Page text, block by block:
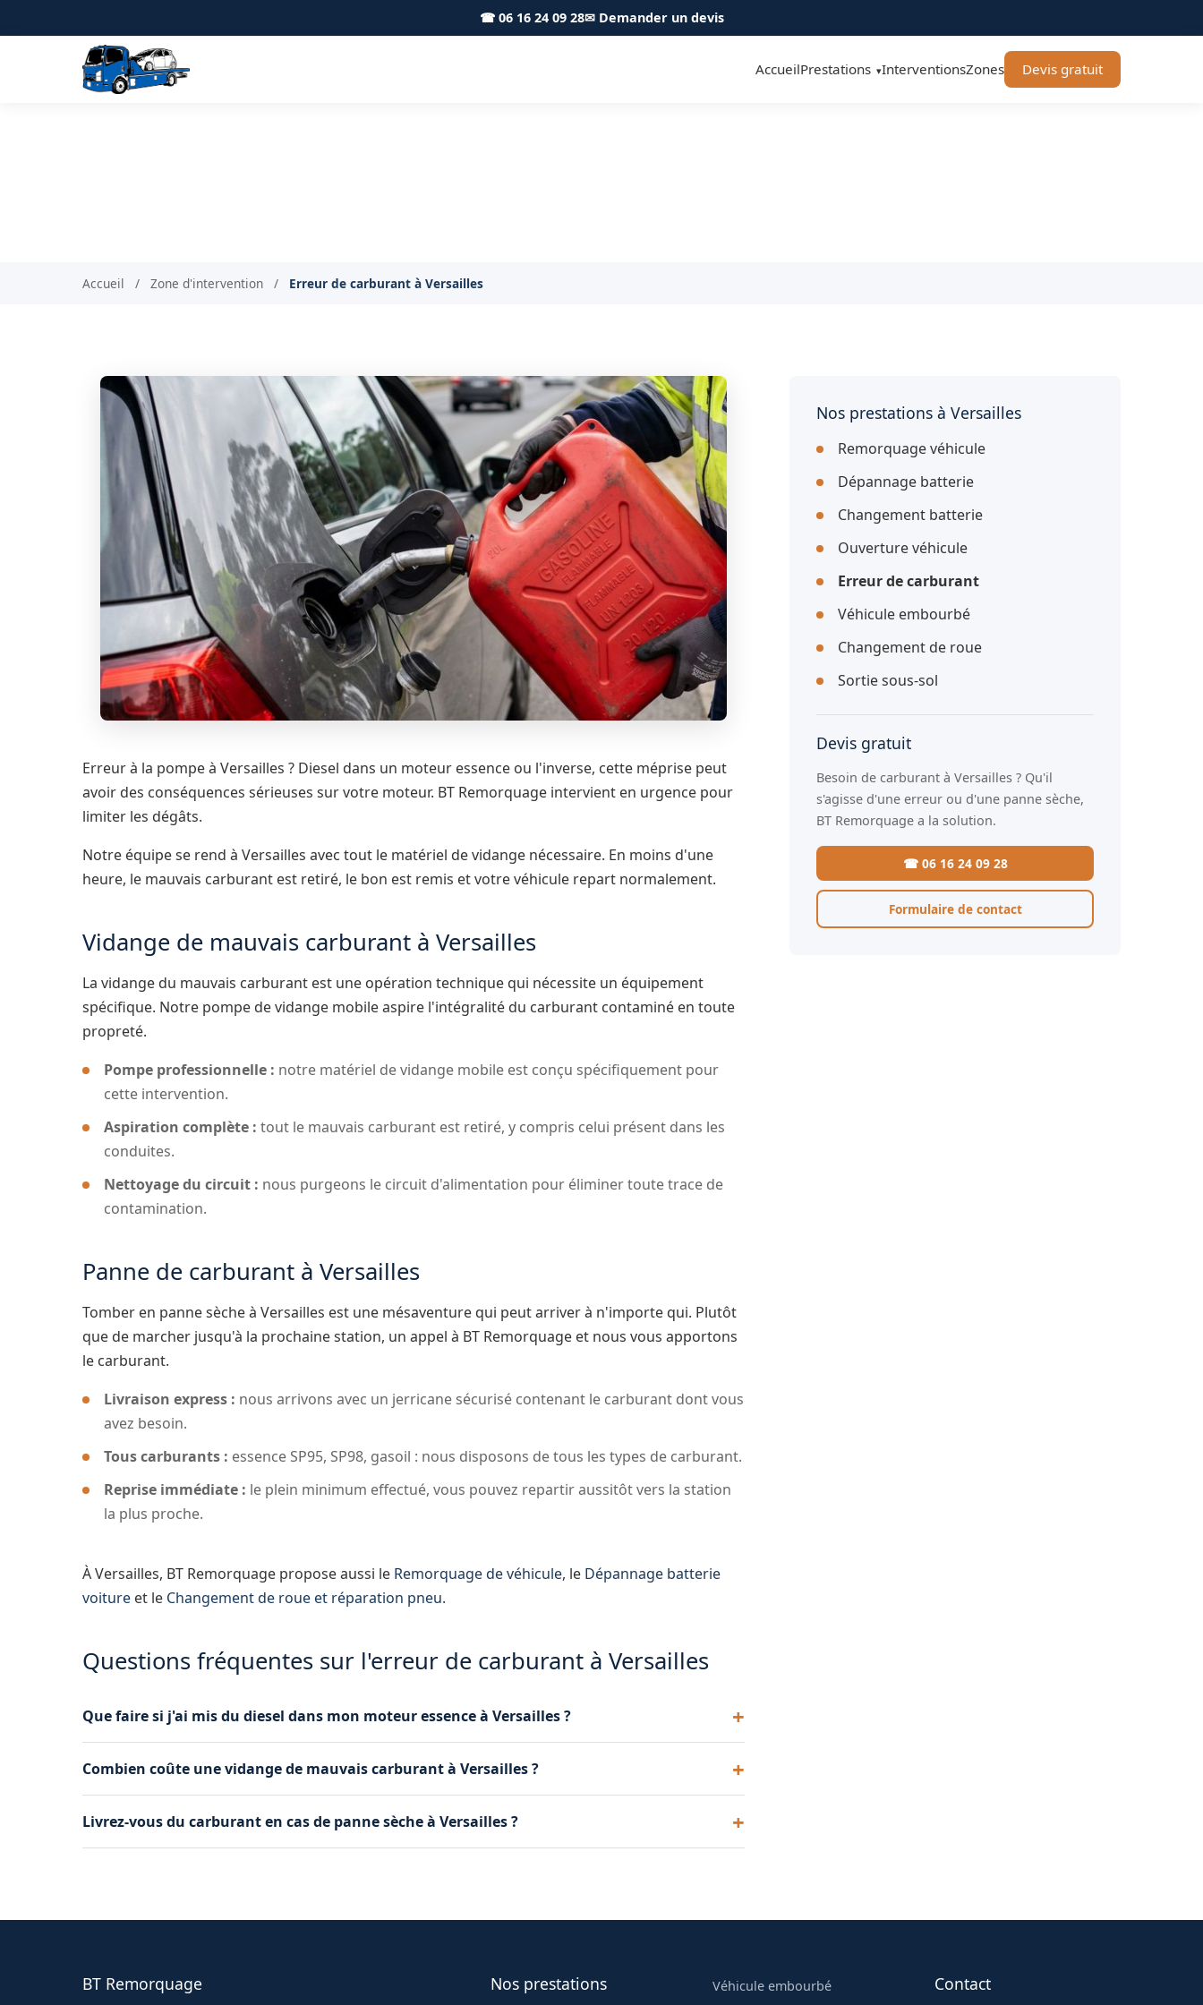
☎ 06 16 24 09 28✉ Demander un devis
AccueilPrestations ▾InterventionsZones Devis gratuit
Accueil / Zone d'intervention / Erreur de carburant à Versailles
Erreur à la pompe à Versailles ? Diesel dans un moteur essence ou l'inverse, cette méprise peut
avoir des conséquences sérieuses sur votre moteur. BT Remorquage intervient en urgence pour
limiter les dégâts.
Notre équipe se rend à Versailles avec tout le matériel de vidange nécessaire. En moins d'une
heure, le mauvais carburant est retiré, le bon est remis et votre véhicule repart normalement.
Vidange de mauvais carburant à Versailles
La vidange du mauvais carburant est une opération technique qui nécessite un équipement
spécifique. Notre pompe de vidange mobile aspire l'intégralité du carburant contaminé en toute
propreté.
Pompe professionnelle : notre matériel de vidange mobile est conçu spécifiquement pour
cette intervention.
Aspiration complète : tout le mauvais carburant est retiré, y compris celui présent dans les
conduites.
Nettoyage du circuit : nous purgeons le circuit d'alimentation pour éliminer toute trace de
contamination.
Panne de carburant à Versailles
Tomber en panne sèche à Versailles est une mésaventure qui peut arriver à n'importe qui. Plutôt
que de marcher jusqu'à la prochaine station, un appel à BT Remorquage et nous vous apportons
le carburant.
Livraison express : nous arrivons avec un jerricane sécurisé contenant le carburant dont vous
avez besoin.
Tous carburants : essence SP95, SP98, gasoil : nous disposons de tous les types de carburant.
Reprise immédiate : le plein minimum effectué, vous pouvez repartir aussitôt vers la station
la plus proche.
À Versailles, BT Remorquage propose aussi le Remorquage de véhicule, le Dépannage batterie
voiture et le Changement de roue et réparation pneu.
Questions fréquentes sur l'erreur de carburant à Versailles
Que faire si j'ai mis du diesel dans mon moteur essence à Versailles ?
réservoir et des conduites, puis remettons de l'essence pour que vous puissiez repartir.
Combien coûte une vidange de mauvais carburant à Versailles ?
avant l'intervention, tout compris : déplacement, vidange et remise du bon carburant.
Livrez-vous du carburant en cas de panne sèche à Versailles ?
Nos prestations à Versailles
Remorquage véhicule
Dépannage batterie
Changement batterie
Ouverture véhicule
Erreur de carburant
Véhicule embourbé
Changement de roue
Sortie sous-sol
Devis gratuit
Besoin de carburant à Versailles ? Qu'il
s'agisse d'une erreur ou d'une panne sèche,
BT Remorquage a la solution.
☎ 06 16 24 09 28
Formulaire de contact
BT Remorquage Nos prestations Véhicule embourbé Contact